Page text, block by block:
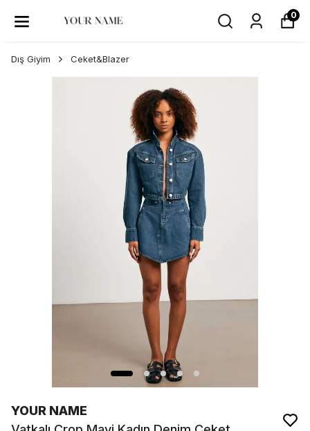
0
Dış Giyim Ceket&Blazer
YOUR NAME